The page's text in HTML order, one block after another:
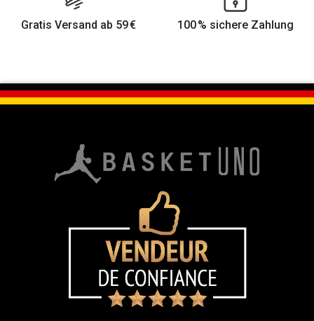
Gratis Versand ab 59 € 100 % sichere Zahlung